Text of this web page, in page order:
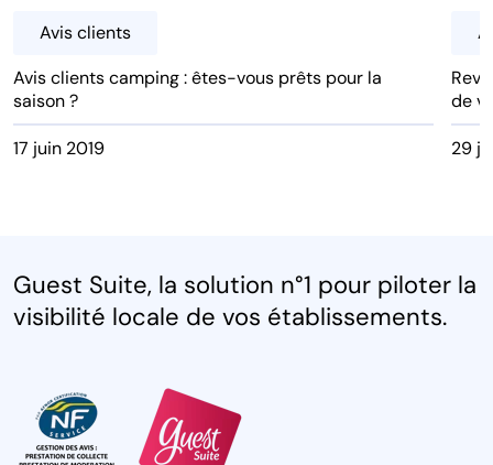
Avis clients
Avis clients camping : êtes-vous prêts pour la
saison ?
17 juin 2019
de
29
Guest Suite, la solution n°1 pour piloter la
visibilité locale de vos établissements.